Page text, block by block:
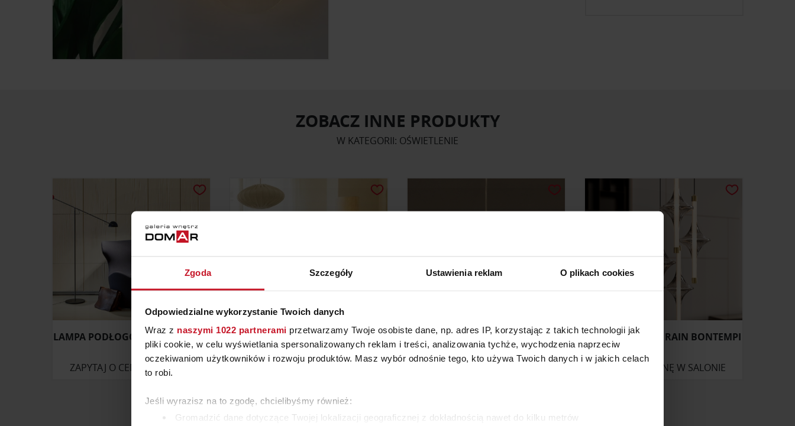
Zgoda Szczegóły Ustawienia reklam O plikach cookies
Odpowiedzialne wykorzystanie Twoich danych
Wraz z naszymi 1022 partnerami przetwarzamy Twoje osobiste dane, np. adres IP, korzystając z takich technologii jak
pliki cookie, w celu wyświetlania spersonalizowanych reklam i treści, analizowania tychże, wychodzenia naprzeciw
oczekiwaniom użytkowników i rozwoju produktów. Masz wybór odnośnie tego, kto używa Twoich danych i w jakich celach
to robi.
Jeśli wyrazisz na to zgodę, chcielibyśmy również:
Gromadzić dane dotyczące Twojej lokalizacji geograficznej z dokładnością nawet do kilku metrów
ZOBACZ INNE PRODUKTY
W KATEGORII: OŚWIETLENIE
LAMPA PODŁOGOWA COPÉRNICA
ZAPYTAJ O CENĘ W SALONIE
LAMPA PODŁOGOWA ABBY
ZAPYTAJ O CENĘ W SALONIE
LAMPA WISZĄCA BLOSS
ZAPYTAJ O CENĘ W SALONIE
LAMPA WISZĄCA RAIN BONTEMPI
ZAPYTAJ O CENĘ W SALONIE
WIĘCEJ PRODUKTÓW Z TEJ KATEGORII